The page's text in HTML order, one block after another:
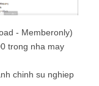
- Memberonly)
trong nha may
chinh su nghiep